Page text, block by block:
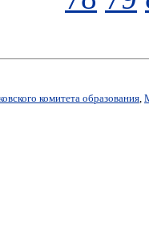
комитета образования,